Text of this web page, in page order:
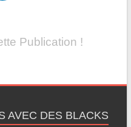
Publication !
AVEC DES BLACKS